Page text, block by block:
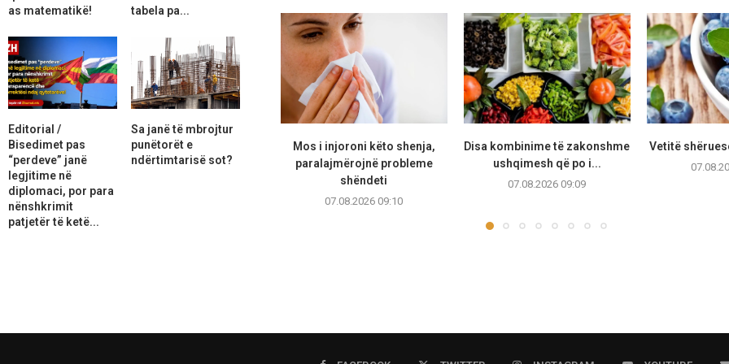
Mos i injoroni këto shenja,
paralajmërojnë probleme
shëndeti
07.08.2026 09:10
Disa kombinime të zakonshme
ushqimesh që po i...
07.08.2026 09:09
Vetitë
as matematikë!
tabela pa...
Editorial /
Bisedimet pas
“perdeve” janë
legjitime në
diplomaci, por para
nënshkrimit
patjetër të ketë...
Sa janë të mbrojtur
punëtorët e
ndërtimtarisë sot?